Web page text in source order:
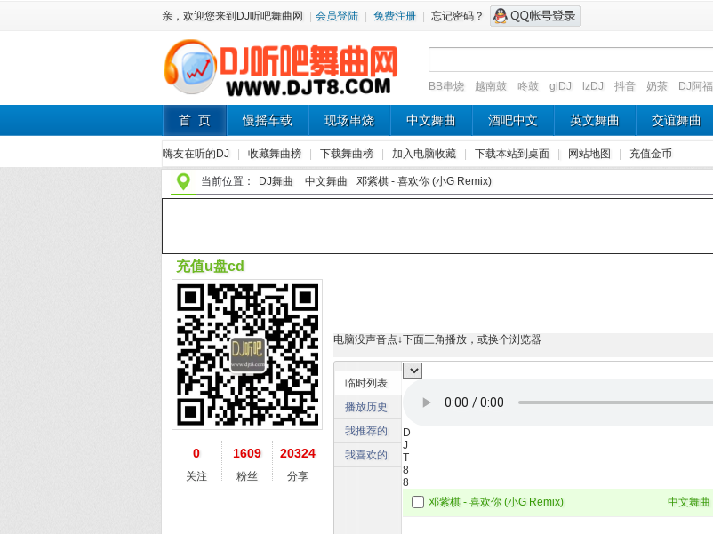
亲，欢迎您来到DJ听吧舞曲网 会员登陆 免费注册 忘记密码？
BB串烧 越南鼓 咚鼓 glDJ lzDJ 抖音 奶茶 DJ阿福
首 页 慢摇车载 现场串烧 中文舞曲 酒吧中文 英文舞曲 交谊舞曲
嗨友在听的DJ 收藏舞曲榜 下载舞曲榜 加入电脑收藏 下载本站到桌面 网站地图 充值金币
当前位置： DJ舞曲 中文舞曲 邓紫棋 - 喜欢你 (小G Remix)
电脑没声音点↓下面三角播放，或换个浏览器
临时列表
播放历史
我推荐的
我喜欢的
D
J
T
8
8
邓紫棋 - 喜欢你 (小G Remix)
中文舞曲
充值u盘cd
0
关注
1609
粉丝
20324
分享